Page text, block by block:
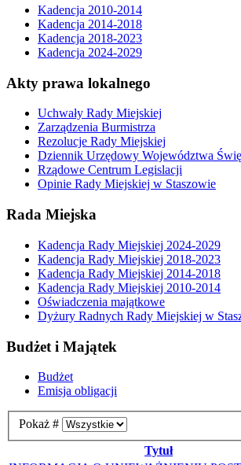
Kadencja 2010-2014
Kadencja 2014-2018
Kadencja 2018-2023
Kadencja 2024-2029
Akty prawa lokalnego
Uchwały Rady Miejskiej
Zarządzenia Burmistrza
Rezolucje Rady Miejskiej
Dziennik Urzędowy Województwa
Rządowe Centrum Legislacji
Opinie Rady Miejskiej w Staszowie
Rada Miejska
Kadencja Rady Miejskiej 2024-2029
Kadencja Rady Miejskiej 2018-2023
Kadencja Rady Miejskiej 2014-2018
Kadencja Rady Miejskiej 2010-2014
Oświadczenia majątkowe
Dyżury Radnych Rady Miejskiej w
Budżet i Majątek
Budżet
Emisja obligacji
Pokaż #
Tytuł